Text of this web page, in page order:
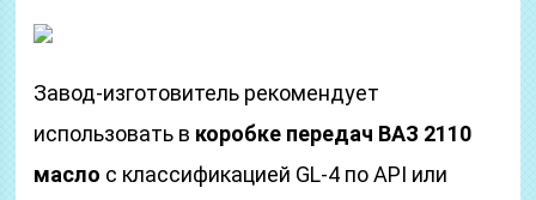
Завод-изготовитель рекомендует
использовать в коробке передач ВАЗ 2110
масло с классификацией GL-4 по API или